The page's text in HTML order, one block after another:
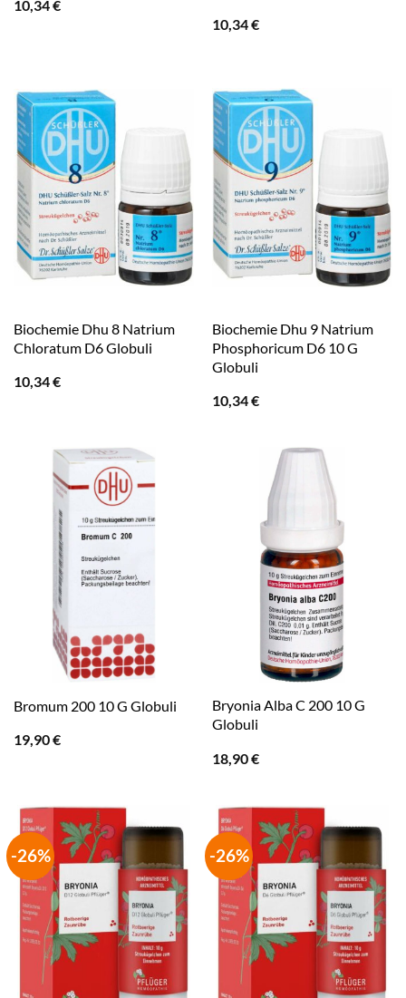
10,34€
10,34€
Biochemie Dhu 8 Natrium
Chloratum D6 Globuli
10,34€
Biochemie Dhu 9 Natrium
Phosphoricum D6 10 G
Globuli
10,34€
Bromum 200 10 G Globuli
19,90€
Bryonia Alba C 200 10 G
Globuli
18,90€
-26% -26%